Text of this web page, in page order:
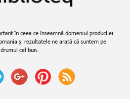
în ceea ce înseamnă domeniul producției
și rezultatele ne arată că suntem pe
drumul cel bun.